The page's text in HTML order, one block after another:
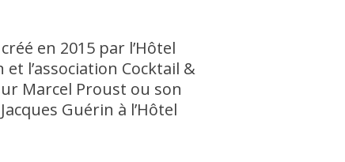
en 2015 par l’Hôtel
l’association Cocktail &
Marcel Proust ou son
Guérin à l’Hôtel